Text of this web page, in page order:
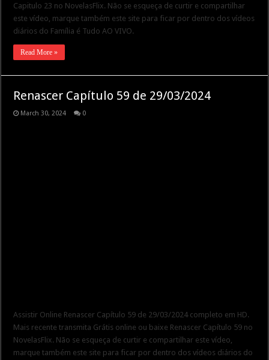
Capitulo 23 no NovelasFlix. Não se esqueça de curtir e compartilhar
este vídeo, marque também este site para ficar por dentro dos vídeos
diários do Família é Tudo AO VIVO.
Read More »
Renascer Capítulo 59 de 29/03/2024
March 30, 2024 0
Assistir Online Renascer Capítulo 59 de 29/03/2024 completo em HD.
Mais recente transmita Grátis online ou baixe Renascer Capítulo 59 no
NovelasFlix. Não se esqueça de curtir e compartilhar este vídeo,
marque também este site para ficar por dentro dos vídeos diários do